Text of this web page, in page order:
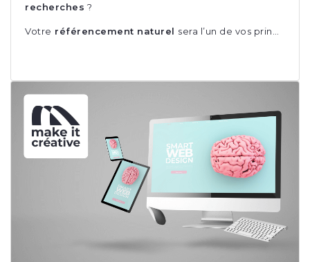
recherches ?
Votre référencement naturel sera l’un de vos prin…